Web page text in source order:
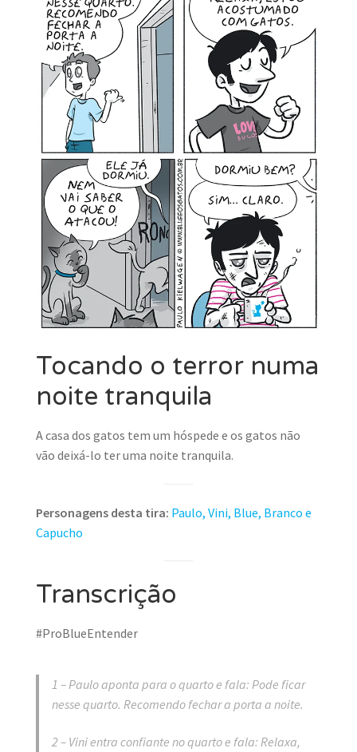
MINHA CONTA
CARRINHO
Search
Search Button
Tocando o terror numa
noite tranquila
A casa dos gatos tem um hóspede e os gatos não
vão deixá-lo ter uma noite tranquila.
Personagens desta tira: Paulo, Vini, Blue, Branco e
Capucho
Transcrição
#ProBlueEntender
1 – Paulo aponta para o quarto e fala: Pode ficar
nesse quarto. Recomendo fechar a porta a noite.
2 – Vini entra confiante no quarto e fala: Relaxa,